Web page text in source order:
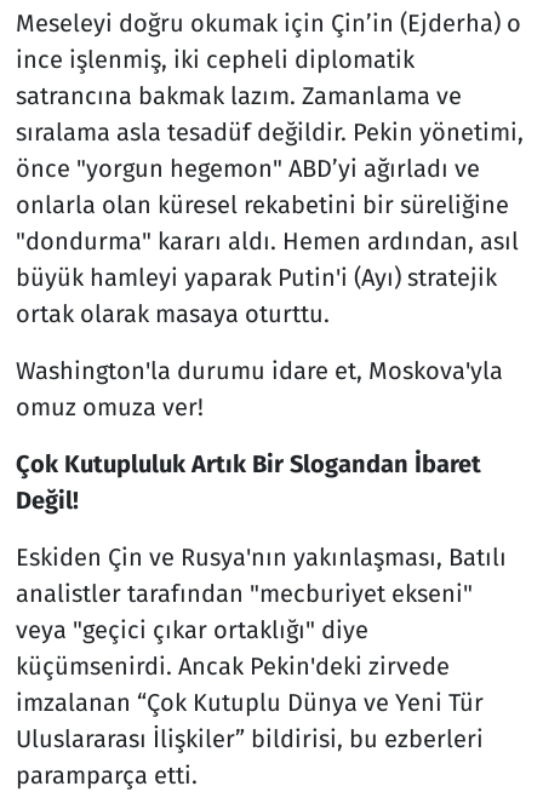
Meseleyi doğru okumak için Çin’in (Ejderha) o
ince işlenmiş, iki cepheli diplomatik
satrancına bakmak lazım. Zamanlama ve
sıralama asla tesadüf değildir. Pekin yönetimi,
önce "yorgun hegemon" ABD’yi ağırladı ve
onlarla olan küresel rekabetini bir süreliğine
"dondurma" kararı aldı. Hemen ardından, asıl
büyük hamleyi yaparak Putin'i (Ayı) stratejik
ortak olarak masaya oturttu.
Washington'la durumu idare et, Moskova'yla
omuz omuza ver!
Çok Kutupluluk Artık Bir Slogandan İbaret
Değil!
Eskiden Çin ve Rusya'nın yakınlaşması, Batılı
analistler tarafından "mecburiyet ekseni"
veya "geçici çıkar ortaklığı" diye
küçümsenirdi. Ancak Pekin'deki zirvede
imzalanan “Çok Kutuplu Dünya ve Yeni Tür
Uluslararası İlişkiler” bildirisi, bu ezberleri
paramparça etti.
Spor
Teknoloji ve Bilim
Televizyon